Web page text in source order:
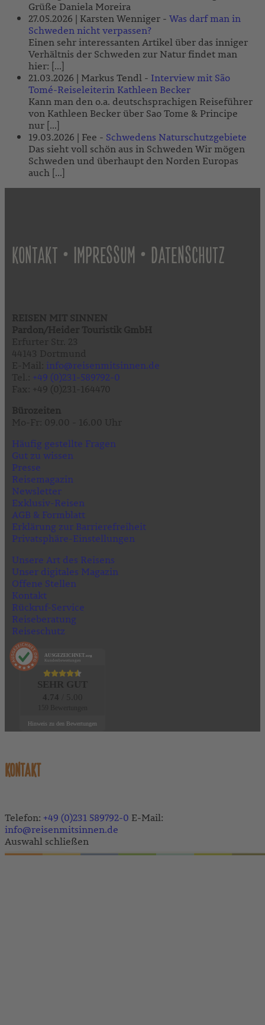
Grüße Daniela Moreira
27.05.2026 | Karsten Wenniger - Was darf man in
Schweden nicht verpassen?
Einen sehr interessanten Artikel über das inniger
Verhältnis der Schweden zur Natur findet man
hier: [...]
21.03.2026 | Markus Tendl - Interview mit São
Tomé-Reiseleiterin Kathleen Becker
Kann man den o.a. deutschsprachigen Reiseführer
von Kathleen Becker über Sao Tome & Principe
nur [...]
19.03.2026 | Fee - Schwedens Naturschutzgebiete
Das sieht voll schön aus in Schweden Wir mögen
Schweden und überhaupt den Norden Europas
auch [...]
KONTAKT • IMPRESSUM • DATENSCHUTZ
info@reisenmitsinnen.de
+49 (0)231-589792-0
Häufig gestellte Fragen
Gut zu wissen
Presse
Reisemagazin
Newsletter
Exklusiv-Reisen
AGB & Formblatt
Erklärung zur Barrierefreiheit
Privatsphäre-Einstellungen
Unsere Art des Reisens
Unser digitales Magazin
Offene Stellen
Kontakt
Rückruf-Service
Reiseberatung
Reiseschutz
AUSGEZEICHNET .org
Kundenbewertungen
Hinweis zu den Bewertungen
KONTAKT
Telefon: +49 (0)231 589792-0 E-Mail:
info@reisenmitsinnen.de
Auswahl schließen